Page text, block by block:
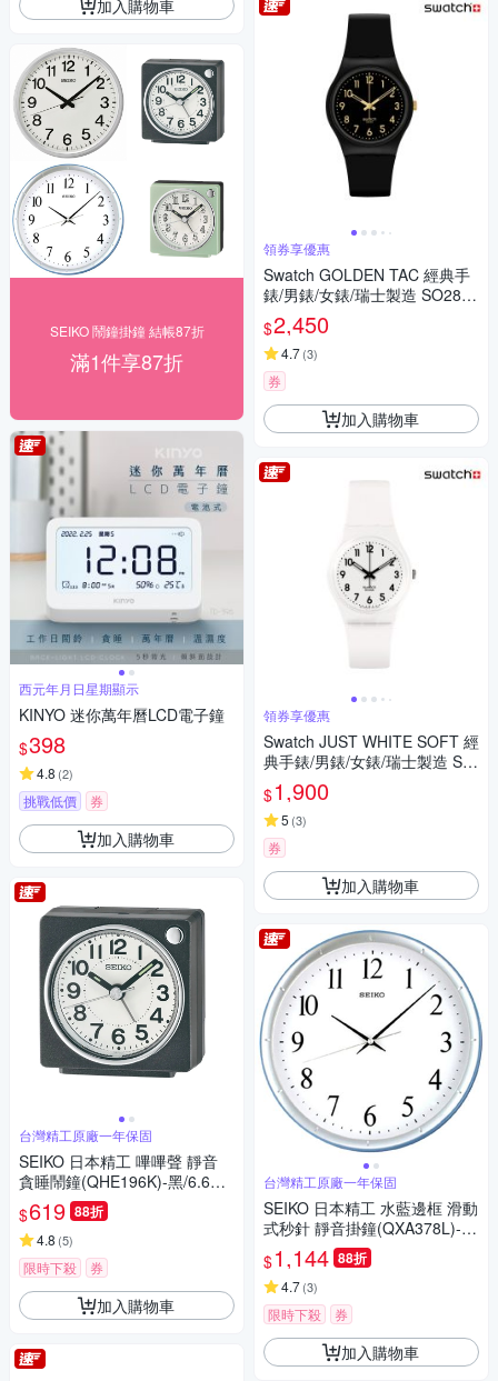
加入購物車
SEIKO 鬧鐘掛鐘 結帳87折
滿1件享87折
西元年月日星期顯示
KINYO 迷你萬年曆LCD電子鐘
$398
4.8 (2)
挑戰低價 券
加入購物車
台灣精工原廠一年保固
SEIKO 日本精工 嗶嗶聲 靜音
貪睡鬧鐘(QHE196K)-黑/6.6X6.
6cm
$619 88折
4.8 (5)
限時下殺 券
加入購物車
領券享優惠
Swatch GOLDEN TAC 經典手
錶/男錶/女錶/瑞士製造 SO28B
113 (34mm)
$2,450
4.7(3)
券
加入購物車
領券享優惠
Swatch JUST WHITE SOFT 經
典手錶/男錶/女錶/瑞士製造 SO
28W107-S14 (34mm)
$1,900
5 (3)
券
加入購物車
台灣精工原廠一年保固
SEIKO 日本精工 水藍邊框 滑動
式秒針 靜音掛鐘(QXA378L)-
藍-白/31cm
$1,144 88折
4.7(3)
限時下殺 券
加入購物車